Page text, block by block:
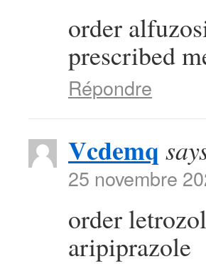
order
prescribed
Répondre
Vcdemq
25 novembre
order
aripiprazole